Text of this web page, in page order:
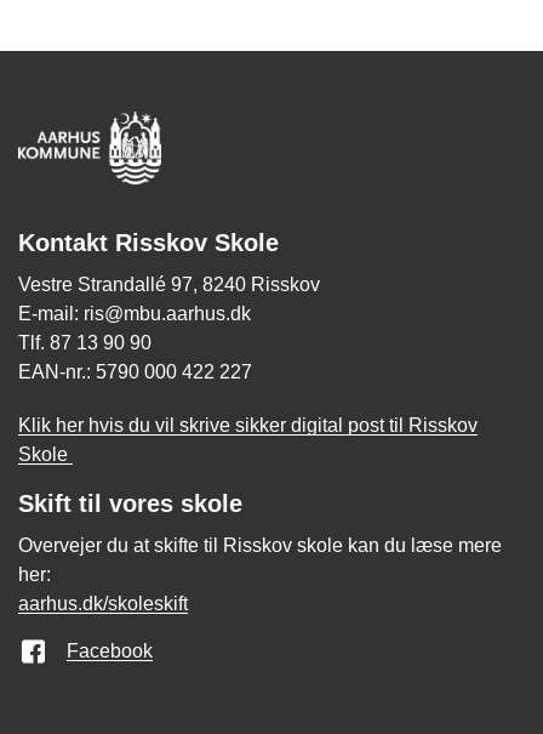
Kontakt Risskov Skole
Vestre Strandallé 97, 8240 Risskov
E-mail: ris@mbu.aarhus.dk
Tlf. 87 13 90 90
EAN-nr.: 5790 000 422 227
Klik her hvis du vil skrive sikker digital post til Risskov
Skole
Skift til vores skole
Overvejer du at skifte til Risskov skole kan du læse mere
her:
aarhus.dk/skoleskift
Facebook